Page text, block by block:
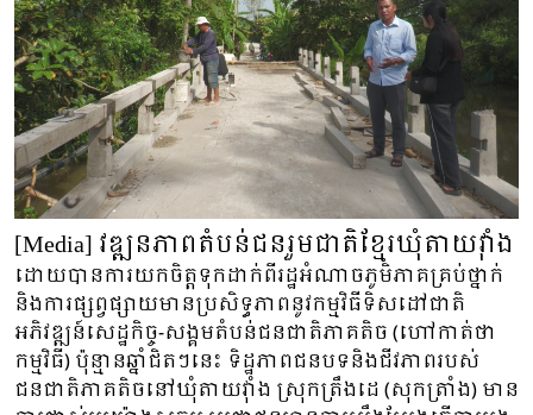
[Media] វឌ្ឍនភាពតំបន់ជនរួមជាតិខ្មែរឃុំតាយវ៉ាំង
ដោយបានការយកចិត្តទុកដាក់ពីរដ្ឋអំណាចភូមិភាគគ្រប់ថ្នាក់
និងការផ្សព្វផ្សាយមានប្រសិទ្ធភាពនូវកម្មវិធីទិសដៅជាតិ
អភិវឌ្ឍន៍សេដ្ឋកិច្ច-សង្គមតំបន់ជនជាតិភាគតិច (ហៅកាត់ថា
កម្មវិធី) ប៉ុន្មានឆ្នាំជិតៗនេះ ទិដ្ឋភាពជនបទនិងជីវភាពរបស់
ជនជាតិភាគតិចនៅឃុំតាយវ៉ាំង ស្រុកត្រឹងដេ (សុកត្រាំង) មាន